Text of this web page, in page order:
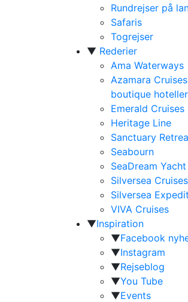
Rundrejser på
Safaris
Togrejser
▼ Rederier
Ama Waterways
Azamara
boutique hoteller
Emerald Cruises
Heritage Line
Sanctuary
Seabourn
SeaDream
Silversea Cruises
Silversea
VIVA Cruises
▼Inspiration
▼Facebook
▼Instagram
▼Rejseblog
▼You Tube
▼Events